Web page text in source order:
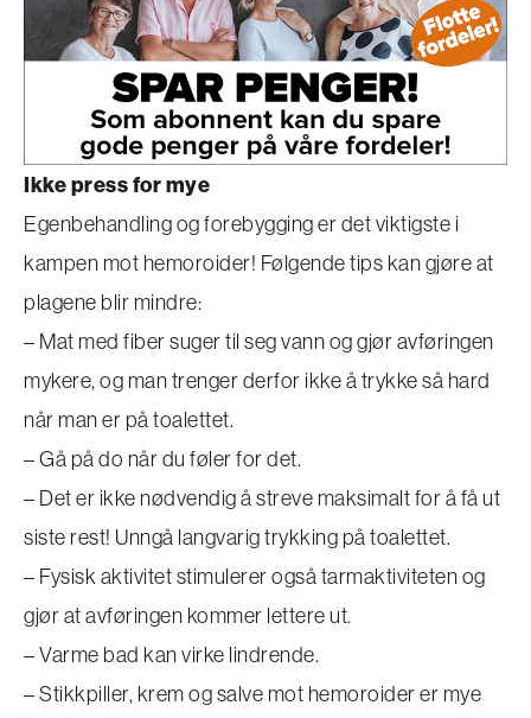
Ikke press for mye
Egenbehandling og forebygging er det viktigste i
kampen mot hemoroider! Følgende tips kan gjøre at
plagene blir mindre:
– Mat med fiber suger til seg vann og gjør avføringen
mykere, og man trenger derfor ikke å trykke så hard
når man er på toalettet.
– Gå på do når du føler for det.
– Det er ikke nødvendig å streve maksimalt for å få ut
siste rest! Unngå langvarig trykking på toalettet.
– Fysisk aktivitet stimulerer også tarmaktiviteten og
gjør at avføringen kommer lettere ut.
– Varme bad kan virke lindrende.
– Stikkpiller, krem og salve mot hemoroider er mye